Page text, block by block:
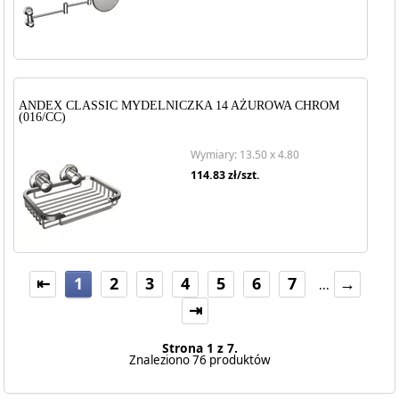
ANDEX CLASSIC MYDELNICZKA 14 AŻUROWA CHROM
(016/CC)
Wymiary: 13.50 x 4.80
114.83zł/szt.
⇤ 1 2 3 4 5 6 7 ...
→
⇥
Strona 1 z 7.
Znaleziono 76 produktów